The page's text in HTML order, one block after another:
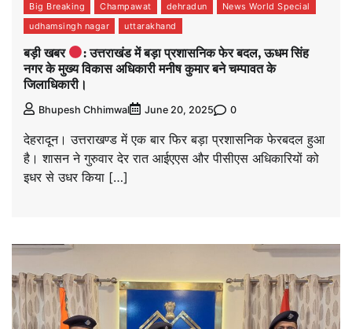
Big Breaking Champawat dehradun
News World Special
udhamsingh nagar
uttarakhand
बड़ी खबर
: उत्तराखंड में बड़ा प्रशासनिक फेर बदल, ऊधम सिंह
नगर के मुख्य विकास अधिकारी मनीष कुमार बने चम्पावत के
जिलाधिकारी।
Bhupesh Chhimwal June 20, 2025 0
देहरादून। उत्तराखण्ड में एक बार फिर बड़ा प्रशासनिक फेरबदल हुआ
है। शासन ने गुरुवार देर रात आईएएस और पीसीएस अधिकारियों को
इधर से उधर किया […]